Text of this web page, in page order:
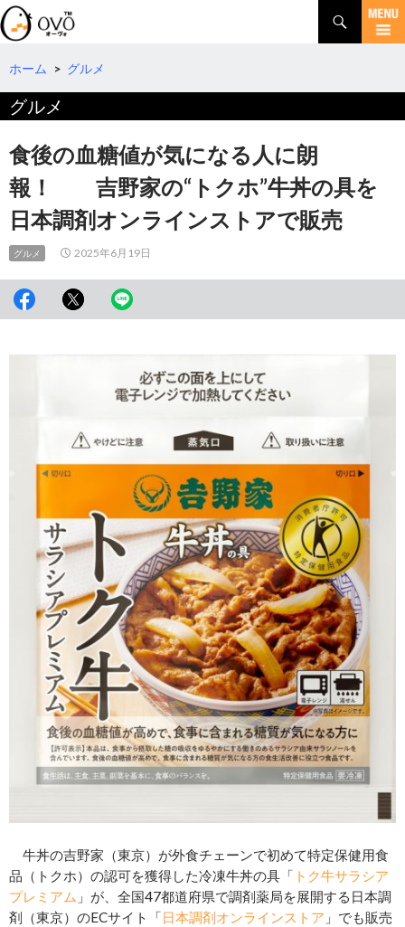
検
索
コ
テ
ツ
へ
ホーム > グルメ
グルメ
食後の血糖値が気になる人に朗
報！ 吉野家の“トクホ”牛丼の具を
日本調剤オンラインストアで販売
グルメ 2025年6月19日
牛丼の吉野家（東京）が外食チェーンで初めて特定保健用食
品（トクホ）の認可を獲得した冷凍牛丼の具「 トク牛サラシア
プレミアム 」が、全国47都道府県で調剤薬局を展開する日本調
剤（東京）のECサイト「日本調剤オンラインストア 」でも販売